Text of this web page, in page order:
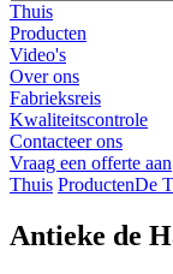
Thuis
Producten
Video's
Over ons
Fabrieksreis
Kwaliteitscontrole
Contacteer ons
Vraag een offerte aan
Thuis ProductenDe
Antieke de